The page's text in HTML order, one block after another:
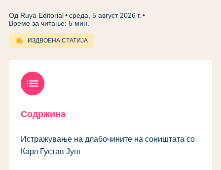
Од Ruya Editorial
среда, 5 август 2026 г.
Време за читање: 5 мин.
hotel_class ИЗДВОЕНА СТАТИЈА
list
Содржина
Истражување на длабочините на соништата со
Карл Густав Јунг